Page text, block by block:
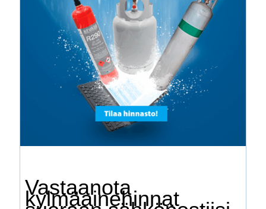
Vastaanota
kylmäainehinnat